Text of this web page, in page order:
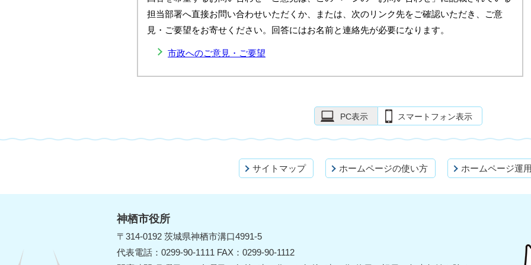
担当部署へ直接お問い合わせいただくか、または、次のリンク先をご確認いただき、ご意
見・ご要望をお寄せください。回答にはお名前と連絡先が必要になります。
市政へのご意見・ご要望
PC表示 スマートフォン表示
サイトマップ ホームページの使い方 ホームページ運
神栖市役所
〒314-0192 茨城県神栖市溝口4991-5
代表電話：0299-90-1111 FAX：0299-90-1112